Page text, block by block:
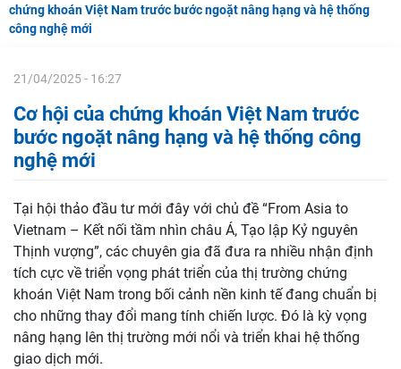
chứng khoán Việt Nam trước bước ngoặt nâng hạng và hệ thống
công nghệ mới
21/04/2025 - 16:27
Cơ hội của chứng khoán Việt Nam trước
bước ngoặt nâng hạng và hệ thống công
nghệ mới
Tại hội thảo đầu tư mới đây với chủ đề “From Asia to
Vietnam – Kết nối tầm nhìn châu Á, Tạo lập Kỷ nguyên
Thịnh vượng”, các chuyên gia đã đưa ra nhiều nhận định
tích cực về triển vọng phát triển của thị trường chứng
khoán Việt Nam trong bối cảnh nền kinh tế đang chuẩn bị
cho những thay đổi mang tính chiến lược. Đó là kỳ vọng
nâng hạng lên thị trường mới nổi và triển khai hệ thống
giao dịch mới.